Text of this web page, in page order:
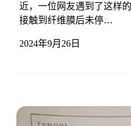
近，一位网友遇到了这样
接触到纤维膜后未停…
2024年9月26日